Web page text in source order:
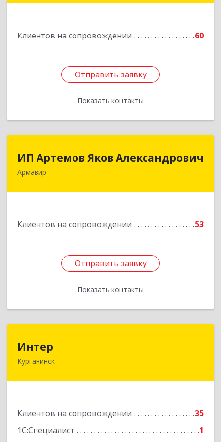
Клиентов на сопровождении 60
Отправить заявку
Показать контакты
Отправить заявку
Назад
ИП Артемов Яков Александрович
Армавир
Клиентов на сопровождении 53
Отправить заявку
Показать контакты
Отправить заявку
Назад
Интер
Курганинск
Клиентов на сопровождении
35
1С:Специалист
1
352430, Краснодарский край, Курганинск г,